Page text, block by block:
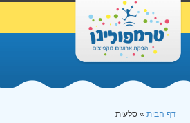
דף הבית » סלעית